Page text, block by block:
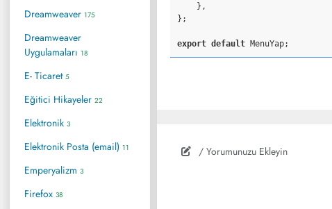
Dreamweaver 175
Dreamweaver
Uygulamaları 18
E- Ticaret 5
Eğitici Hikayeler 22
Elektronik 3
Elektronik Posta (email) 11
Emperyalizm 3
Firefox 38
    },
};
export default
/ Yorumunuzu Ekleyin